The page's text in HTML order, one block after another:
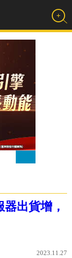
出貨增，
2023.11.27